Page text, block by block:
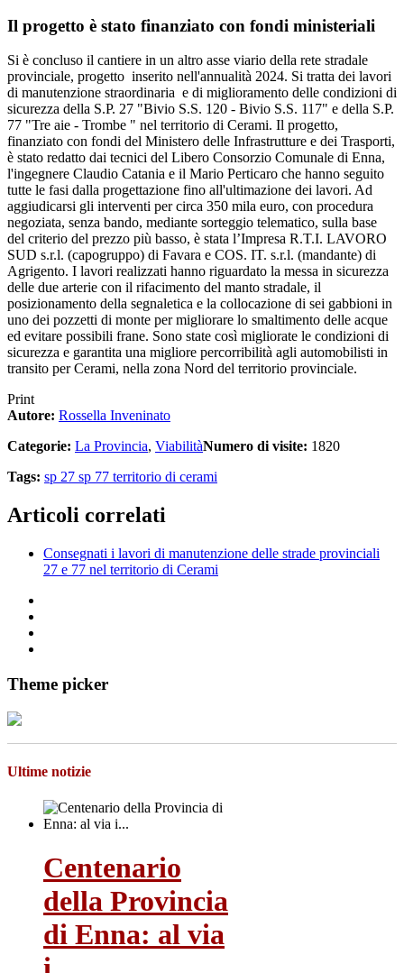
Il progetto è stato finanziato con fondi ministeriali
Si è concluso il cantiere in un altro asse viario della rete stradale
provinciale, progetto inserito nell'annualità 2024. Si tratta dei lavori
di manutenzione straordinaria e di miglioramento delle condizioni di
sicurezza della S.P. 27 "Bivio S.S. 120 - Bivio S.S. 117" e della S.P.
77 "Tre aie - Trombe " nel territorio di Cerami. Il progetto,
finanziato con fondi del Ministero delle Infrastrutture e dei Trasporti,
è stato redatto dai tecnici del Libero Consorzio Comunale di Enna,
l'ingegnere Claudio Catania e il Mario Perticaro che hanno seguito
tutte le fasi dalla progettazione fino all'ultimazione dei lavori. Ad
aggiudicarsi gli interventi per circa 350 mila euro, con procedura
negoziata, senza bando, mediante sorteggio telematico, sulla base
del criterio del prezzo più basso, è stata l’Impresa R.T.I. LAVORO
SUD s.r.l. (capogruppo) di Favara e COS. IT. s.r.l. (mandante) di
Agrigento. I lavori realizzati hanno riguardato la messa in sicurezza
delle due arterie con il rifacimento del manto stradale, il
posizionamento della segnaletica e la collocazione di sei gabbioni in
uno dei pozzetti di monte per migliorare lo smaltimento delle acque
ed evitare possibili frane. Sono state così migliorate le condizioni di
sicurezza e garantita una migliore percorribilità agli automobilisti in
transito per Cerami, nella zona Nord del territorio provinciale.
Print
Autore: Rossella Inveninato
Categorie: La Provincia, ViabilitàNumero di visite: 1820
Tags: sp 27 sp 77 territorio di cerami
Articoli correlati
Consegnati i lavori di manutenzione delle strade provinciali
27 e 77 nel territorio di Cerami
Theme picker
Ultime notizie
Centenario
della Provincia
di Enna: al via